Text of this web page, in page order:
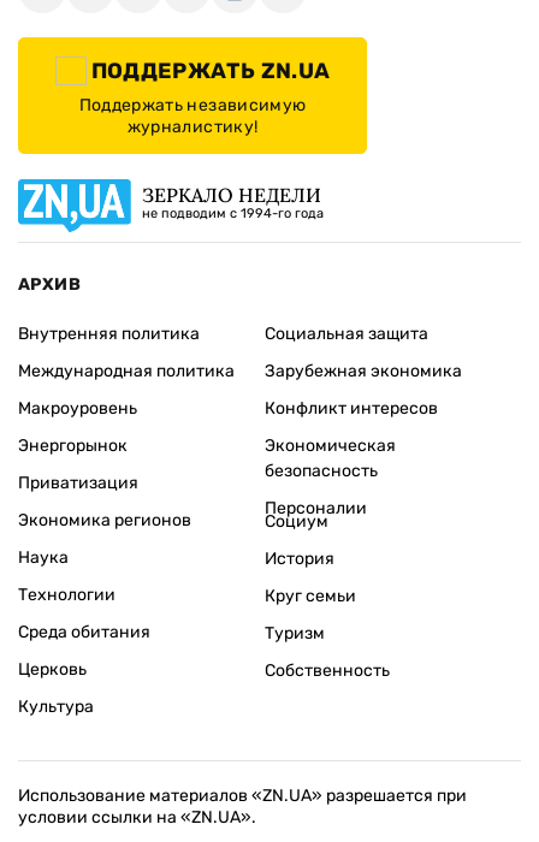
ПОДДЕРЖАТЬ ZN.UA
Поддержать независимую
журналистику!
ЗЕРКАЛО НЕДЕЛИ
не подводим с 1994-го года
АРХИВ
Внутренняя политика
Международная политика
Макроуровень
Энергорынок
Приватизация
Экономика регионов
Социальная защита
Зарубежная экономика
Конфликт интересов
Экономическая
безопасность
Персоналии
Наука
Технологии
Среда обитания
Церковь
Культура
Социум
История
Круг семьи
Туризм
Собственность
Использование материалов «ZN.UA» разрешается при
условии ссылки на «ZN.UA».